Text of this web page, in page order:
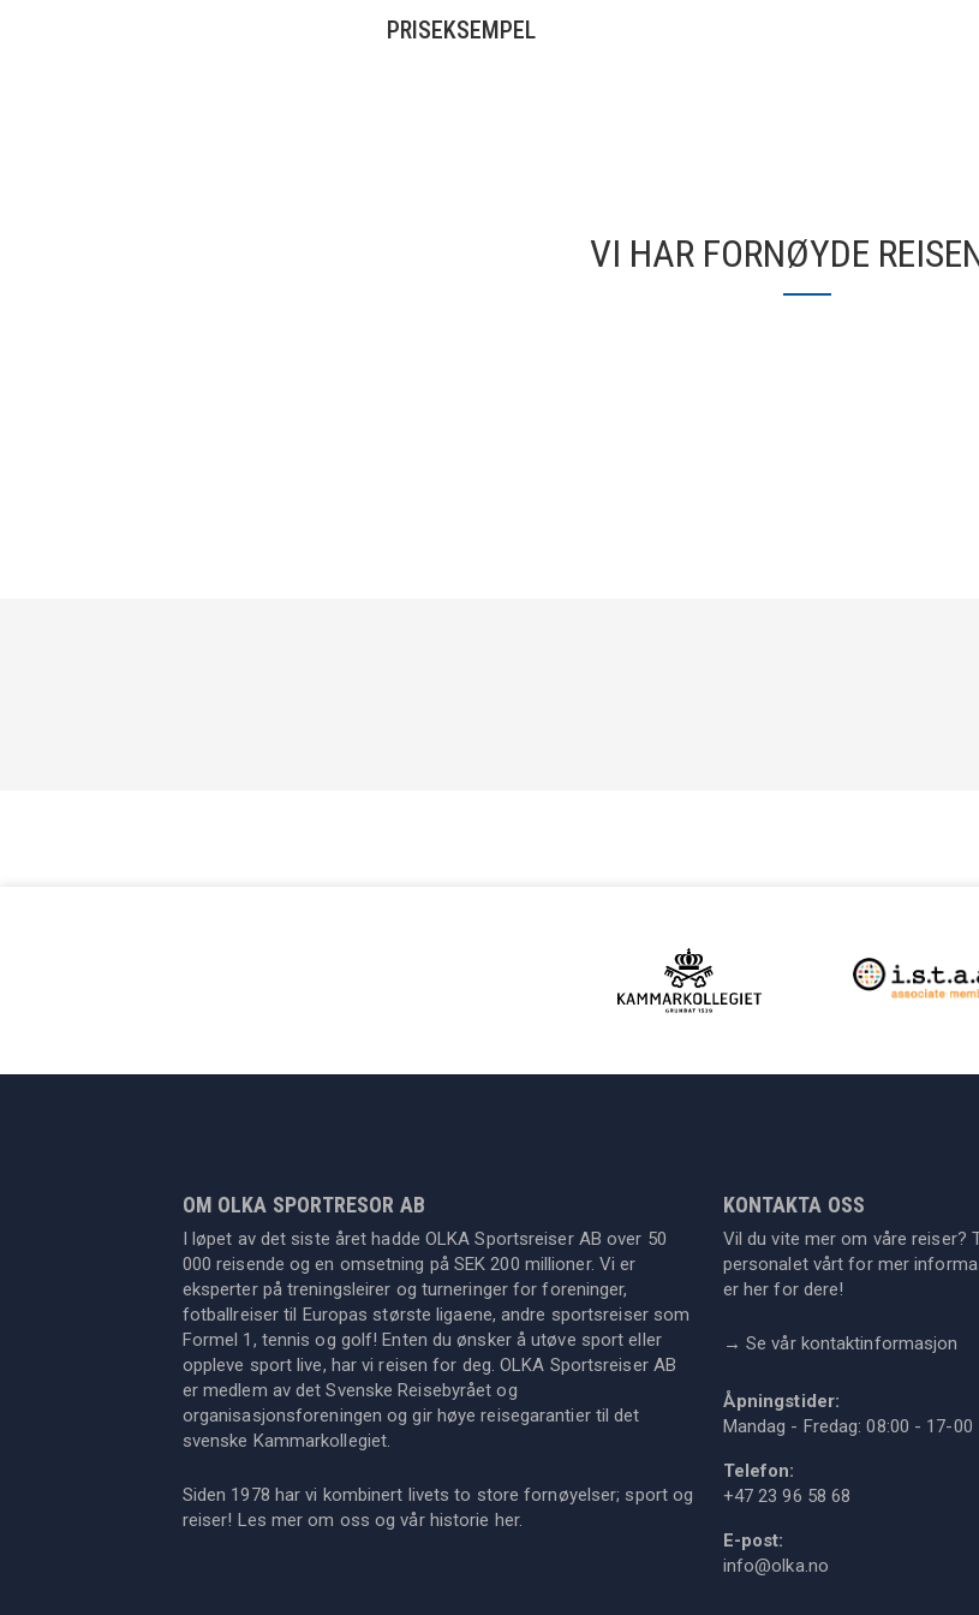
PRISEKSEMPEL
VI HAR FORNØYDE
OM OLKA SPORTRESOR AB
I løpet av det siste året hadde OLKA Sportsreiser AB over 50
000 reisende og en omsetning på SEK 200 millioner. Vi er
eksperter på treningsleirer og turneringer for foreninger,
fotballreiser til Europas største ligaene, andre sportsreiser som
Formel 1, tennis og golf! Enten du ønsker å utøve sport eller
oppleve sport live, har vi reisen for deg. OLKA Sportsreiser AB
er medlem av det Svenske Reisebyrået og
organisasjonsforeningen og gir høye reisegarantier til det
svenske Kammarkollegiet.
Siden 1978 har vi kombinert livets to store fornøyelser; sport og
reiser! Les mer om oss og vår historie her.
KONTAKTA OSS
Vil du vite mer om våre reiser?
personalet vårt for mer
er her for dere!
→ Se vår kontaktinformasjon
Åpningstider:
Mandag - Fredag: 08:00 - 17-00
Telefon:
+47 23 96 58 68
E-post:
info@olka.no